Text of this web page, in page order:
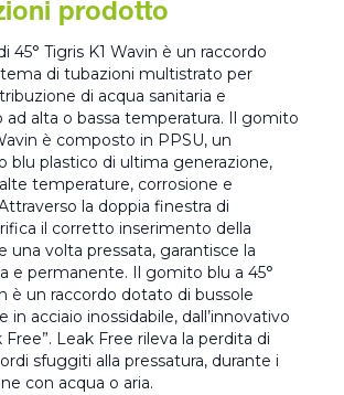
prodotto
45° Tigris K1 Wavin è un raccordo
di tubazioni multistrato per
di acqua sanitaria e
ad alta o bassa temperatura. Il gomito
è composto in PPSU, un
blu plastico di ultima generazione,
temperature, corrosione e
la doppia finestra di
il corretto inserimento della
una volta pressata, garantisce la
e permanente. Il gomito blu a 45°
è un raccordo dotato di bussole
in acciaio inossidabile, dall’innovativo
Free”. Leak Free rileva la perdita di
sfuggiti alla pressatura, durante i
con acqua o aria.